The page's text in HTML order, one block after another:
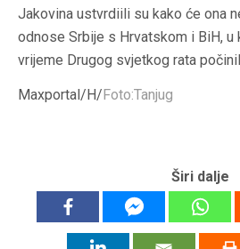
Jakovina ustvrdiili su kako će ona
odnose Srbije s Hrvatskom i BiH, u
vrijeme Drugog svjetkog rata
Maxportal/H/Foto:Tanjug
Širi dalje